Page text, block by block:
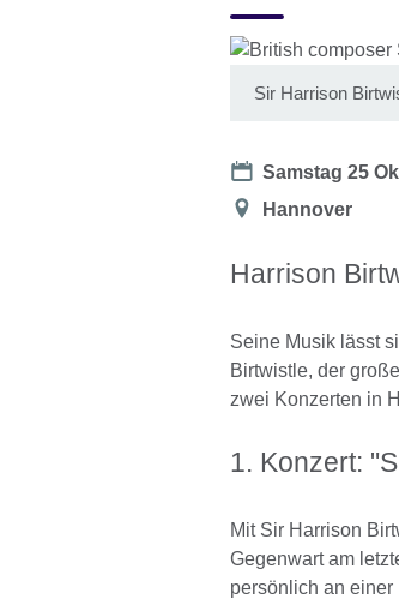
Sir Harrison
Date
Samstag 25
Location
Hannover
Harrison
Seine Musik lässt
Birtwistle, der
zwei Konzerten in
1. Konzert:
Mit Sir Harrison
Gegenwart am
persönlich an